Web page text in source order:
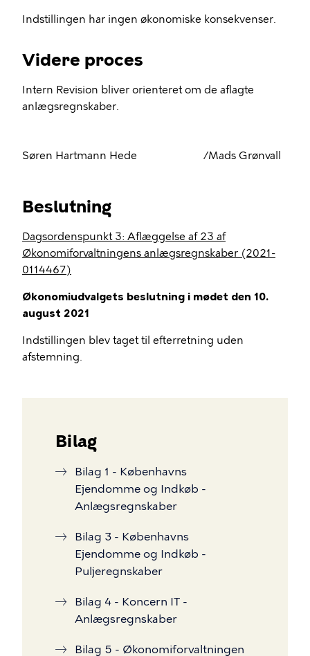
Indstillingen har ingen økonomiske konsekvenser.
Videre proces
Intern Revision bliver orienteret om de aflagte
anlægsregnskaber.
Søren Hartmann Hede /Mads Grønvall
Beslutning
Dagsordenspunkt 3: Aflæggelse af 23 af
Økonomiforvaltningens anlægsregnskaber (2021-
0114467)
Økonomiudvalgets beslutning i mødet den 10.
august 2021
Indstillingen blev taget til efterretning uden
afstemning.
Bilag
Bilag 1 - Københavns
Ejendomme og Indkøb -
Anlægsregnskaber
Bilag 3 - Københavns
Ejendomme og Indkøb -
Puljeregnskaber
Bilag 4 - Koncern IT -
Anlægsregnskaber
Bilag 5 - Økonomiforvaltningen